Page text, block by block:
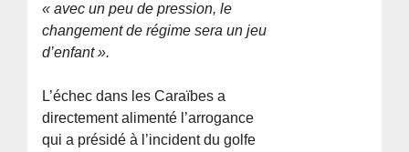
« avec un peu de pression, le
changement de régime sera un jeu
d’enfant ».
L’échec dans les Caraïbes a
directement alimenté l’arrogance
qui a présidé à l’incident du golfe